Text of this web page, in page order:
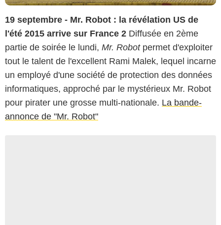
19 septembre - Mr. Robot : la révélation US de
l'été 2015 arrive sur France 2 Diffusée en 2ème
partie de soirée le lundi, Mr. Robotpermet d'exploiter
tout le talent de l'excellent Rami Malek, lequel incarne
un employé d'une société de protection des données
informatiques, approché par le mystérieux Mr. Robot
pour pirater une grosse multi-nationale. La bande-
annonce de "Mr. Robot"